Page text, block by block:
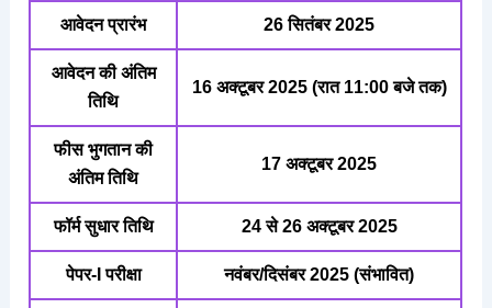
आवेदन प्रारंभ 26 सितंबर 2025
आवेदन की अंतिम
तिथि
16 अक्टूबर 2025 (रात 11:00 बजे तक)
फीस भुगतान की
अंतिम तिथि
17 अक्टूबर 2025
फॉर्म सुधार तिथि 24 से 26 अक्टूबर 2025
पेपर-I परीक्षा नवंबर/दिसंबर 2025 (संभावित)